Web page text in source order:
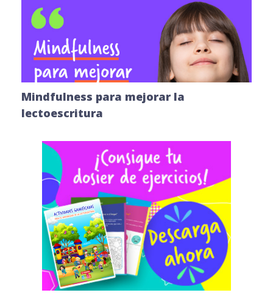
Mindfulness para mejorar la
lectoescritura